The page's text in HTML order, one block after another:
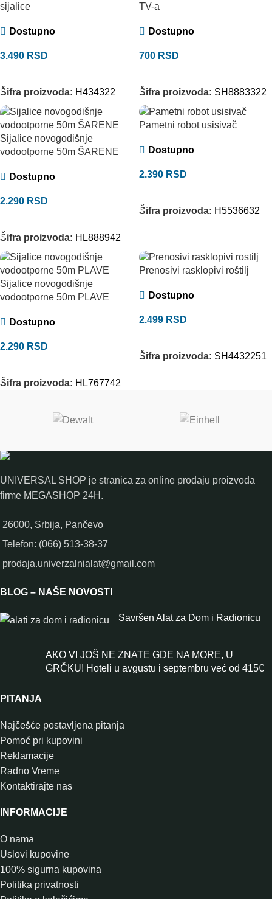
sijalice
Dostupno
3.490 RSD
Šifra proizvoda: H434322
TV-a
Dostupno
700 RSD
Šifra proizvoda: SH8883322
Sijalice novogodišnje
vodootporne 50m ŠARENE
Dostupno
2.290 RSD
Šifra proizvoda: HL888942
Pametni robot usisivač
Dostupno
2.390 RSD
Šifra proizvoda: H5536632
Sijalice novogodišnje
vodootporne 50m PLAVE
Dostupno
2.290 RSD
Šifra proizvoda: HL767742
Prenosivi rasklopivi roštilj
Dostupno
2.499 RSD
Šifra proizvoda: SH4432251
UNIVERSAL SHOP je stranica za online prodaju proizvoda
firme MEGASHOP 24H.
26000, Srbija, Pančevo
Telefon: (066) 513-38-37
prodaja.univerzalnialat@gmail.com
BLOG – NAŠE NOVOSTI
Savršen Alat za Dom i Radionicu
AKO VI JOŠ NE ZNATE GDE NA MORE, U
GRČKU! Hoteli u avgustu i septembru već od 415€
PITANJA
Najčešće postavljena pitanja
Pomoć pri kupovini
Reklamacije
Radno Vreme
Kontaktirajte nas
INFORMACIJE
O nama
Uslovi kupovine
100% sigurna kupovina
Politika privatnosti